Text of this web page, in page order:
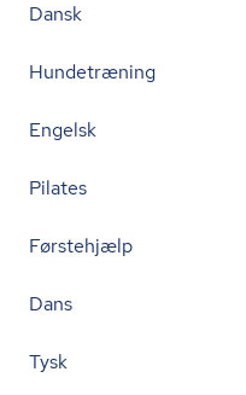
Dansk
Hundetræning
Engelsk
Pilates
Førstehjælp
Dans
Tysk